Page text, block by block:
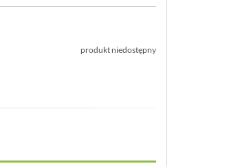
produkt niedostępny